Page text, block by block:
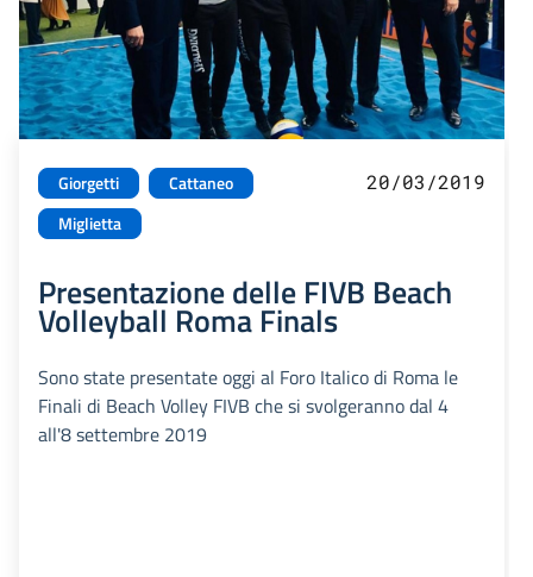
Giorgetti
Cattaneo
Miglietta
20/03/2019
Presentazione delle FIVB Beach
Volleyball Roma Finals
Sono state presentate oggi al Foro Italico di Roma le
Finali di Beach Volley FIVB che si svolgeranno dal 4
all'8 settembre 2019